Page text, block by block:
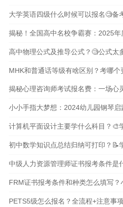
大学英语四级什么时候可以报名🧐备
揭秘！全国高中名校争霸赛：2025年
高中物理公式及推导公式？🧐公式太
MHK和普通话等级有啥区别？考哪个
揭秘心理咨询师考试报名费：一场心
小小手指大梦想：2024幼儿园钢琴启
计算机平面设计主要学什么科目？🎨
初中数学知识点总结归纳可打印？📝
中级人力资源管理师证书报考条件是
FRM证书报考条件和种类怎么填写？
PETS5级怎么报名？全流程+注意事